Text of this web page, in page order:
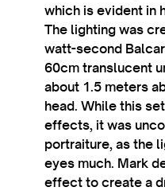
which is evid­ent in
The light­ing was
watt-second
60cm trans­lu­cent
about 1.5 meters
head. While this
effects, it was
por­trait­ure, as the
eyes much. Mark
effect to cre­ate a